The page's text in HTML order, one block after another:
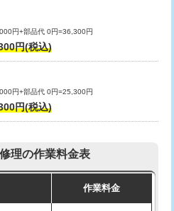
作業）
まで）
38,500円
作業）
清掃・修
重作業）
33,000円
円+部品代 0円=36,300円
円(税込)
円+部品代 0円=25,300円
円(税込)
理の作業料金表
作業料金